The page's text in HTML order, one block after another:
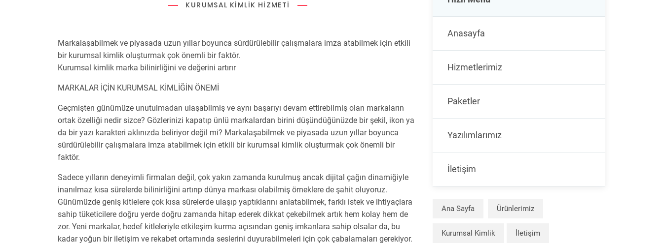
KURUMSAL KIMLIK HIZMETI
Markalaşabilmek ve piyasada uzun yıllar boyunca sürdürülebilir çalışmalara imza atabilmek için etkili
bir kurumsal kimlik oluşturmak çok önemli bir faktör.
Kurumsal kimlik marka bilinirliğini ve değerini artırır
MARKALAR İÇİN KURUMSAL KİMLİĞİN ÖNEMİ
Geçmişten günümüze unutulmadan ulaşabilmiş ve aynı başarıyı devam ettirebilmiş olan markaların
ortak özelliği nedir sizce? Gözlerinizi kapatıp ünlü markalardan birini düşündüğünüzde bir şekil, ikon ya
da bir yazı karakteri aklınızda beliriyor değil mi? Markalaşabilmek ve piyasada uzun yıllar boyunca
sürdürülebilir çalışmalara imza atabilmek için etkili bir kurumsal kimlik oluşturmak çok önemli bir
faktör.
Sadece yılların deneyimli firmaları değil, çok yakın zamanda kurulmuş ancak dijital çağın dinamiğiyle
inanılmaz kısa sürelerde bilinirliğini artırıp dünya markası olabilmiş örneklere de şahit oluyoruz.
Günümüzde geniş kitlelere çok kısa sürelerde ulaşıp yaptıklarını anlatabilmek, farklı istek ve ihtiyaçlara
sahip tüketicilere doğru yerde doğru zamanda hitap ederek dikkat çekebilmek artık hem kolay hem de
zor. Yeni markalar, hedef kitleleriyle etkileşim kurma açısından geniş imkanlara sahip olsalar da, bu
kadar yoğun bir iletişim ve rekabet ortamında seslerini duyurabilmeleri için çok çabalamaları gerekiyor.
Anasayfa
Hizmetlerimiz
Paketler
Yazılımlarımız
İletişim
Ana Sayfa Ürünlerimiz
Kurumsal Kimlik İletişim